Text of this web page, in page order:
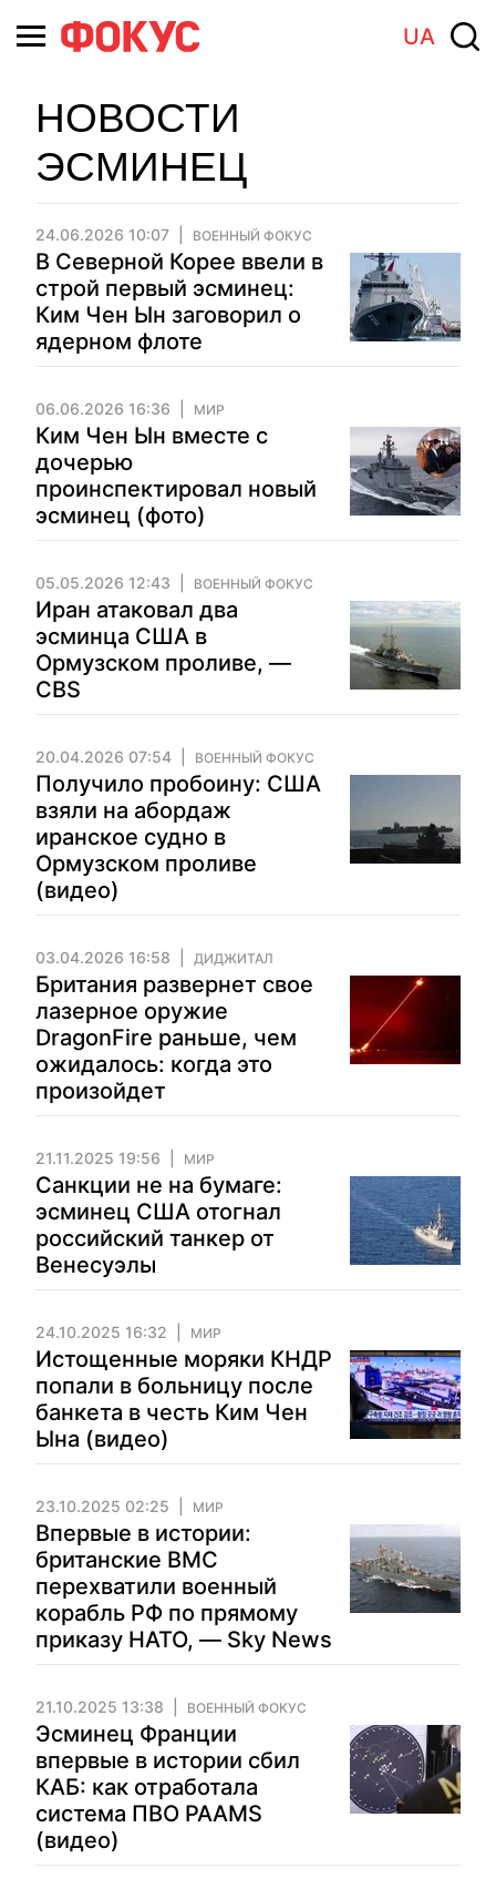
UA
НОВОСТИ
ЭСМИНЕЦ
24.06.2026 10:07 ВОЕННЫЙ ФОКУС
В Северной Корее ввели в
строй первый эсминец:
Ким Чен Ын заговорил о
ядерном флоте
06.06.2026 16:36 МИР
Ким Чен Ын вместе с
дочерью
проинспектировал новый
эсминец (фото)
05.05.2026 12:43 ВОЕННЫЙ ФОКУС
Иран атаковал два
эсминца США в
Ормузском проливе, —
CBS
20.04.2026 07:54 ВОЕННЫЙ ФОКУС
Получило пробоину: США
взяли на абордаж
иранское судно в
Ормузском проливе
(видео)
03.04.2026 16:58 ДИДЖИТАЛ
Британия развернет свое
лазерное оружие
DragonFire раньше, чем
ожидалось: когда это
произойдет
21.11.2025 19:56 МИР
Санкции не на бумаге:
эсминец США отогнал
российский танкер от
Венесуэлы
24.10.2025 16:32 МИР
Истощенные моряки КНДР
попали в больницу после
банкета в честь Ким Чен
Ына (видео)
23.10.2025 02:25 МИР
Впервые в истории:
британские ВМС
перехватили военный
корабль РФ по прямому
приказу НАТО, — Sky News
21.10.2025 13:38 ВОЕННЫЙ ФОКУС
Эсминец Франции
впервые в истории сбил
КАБ: как отработала
система ПВО PAAMS
(видео)